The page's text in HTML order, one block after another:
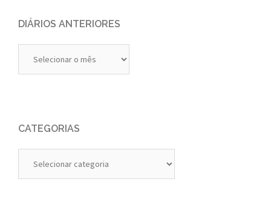
DIÁRIOS ANTERIORES
Anteriores
CATEGORIAS